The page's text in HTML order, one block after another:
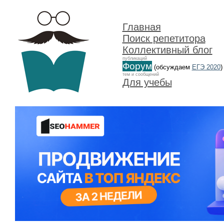
Главная
Поиск репетитора
Коллективный блог
публикаций
Форум (обсуждаем ЕГЭ 2020)
тем и сообщений
Для учебы